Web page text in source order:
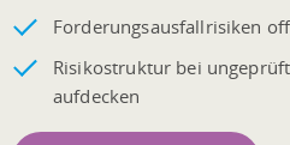
Forderungsausfallrisiken
Risikostruktur bei
aufdecken